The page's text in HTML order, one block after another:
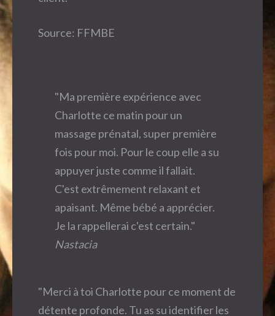
Source: FFMBE
"Ma première expérience avec
Charlotte ce matin pour un
massage prénatal, super première
fois pour moi. Pour le coup elle a su
appuyer juste comme il fallait.
C'est extrêmement relaxant et
apaisant. Même bébé a apprécier.
Je la rappellerai c'est certain."
Nastacia
"Merci à toi Charlotte pour ce moment de
détente profonde. Tu as su identifier les